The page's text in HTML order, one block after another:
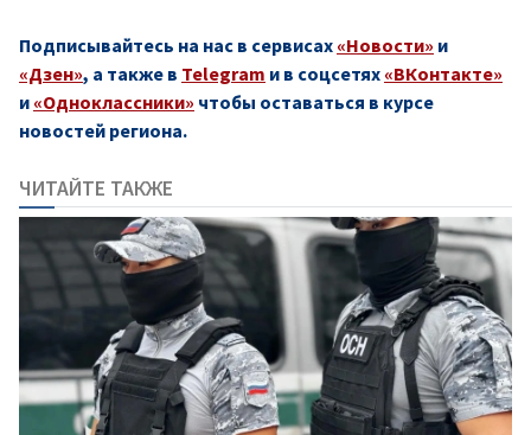
Подписывайтесь на нас в сервисах «Новости» и
«Дзен», а также в Telegram и в соцсетях «ВКонтакте»
и «Одноклассники» чтобы оставаться в курсе
новостей региона.
ЧИТАЙТЕ ТАКЖЕ